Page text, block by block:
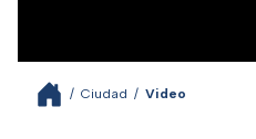
/ Ciudad / Video